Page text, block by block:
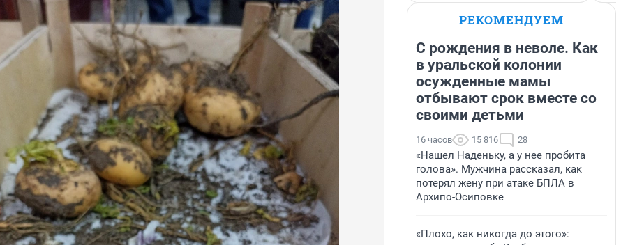
РЕКОМЕНДУЕМ
С рождения в неволе. Как
в уральской колонии
осужденные мамы
отбывают срок вместе со
своими детьми
16 часов 15 816 28
«Нашел Наденьку, а у нее пробита
голова». Мужчина рассказал, как
потерял жену при атаке БПЛА в
Архипо-Осиповке
«Плохо, как никогда до этого»: